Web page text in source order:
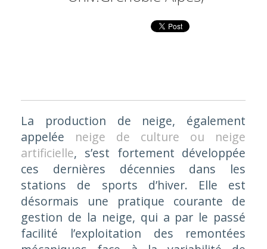
La production de neige, également
appelée neige de culture ou neige
artificielle, s’est fortement développée
ces dernières décennies dans les
stations de sports d’hiver. Elle est
désormais une pratique courante de
gestion de la neige, qui a par le passé
facilité l’exploitation des remontées